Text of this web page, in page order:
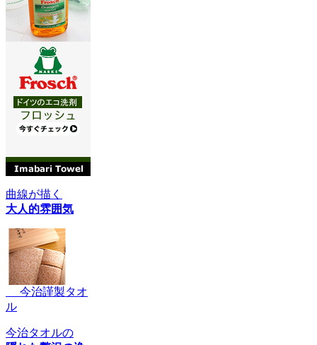
曲線が描く
大人的雰囲気
今治謹製タオ
ル
今治タオルの